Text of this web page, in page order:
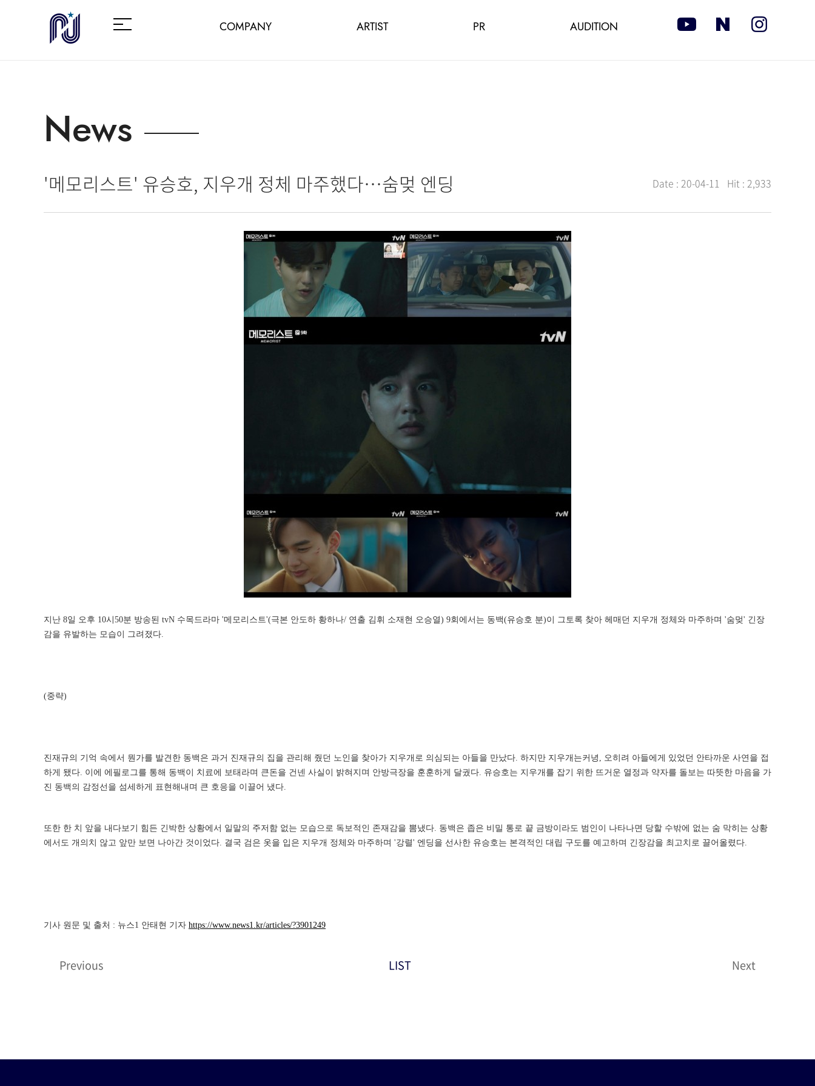
COMPANY ARTIST PR AUDITION
News
'메모리스트' 유승호, 지우개 정체 마주했다…숨멎 엔딩 Date : 20-04-11 Hit : 2,933
지난 8일 오후 10시50분 방송된 tvN 수목드라마 '메모리스트'(극본 안도하 황하나/ 연출 김휘 소재현 오승열) 9회에서는 동백(유승호 분)이 그토록 찾아 헤매던 지우개 정체와 마주하며 '숨멎' 긴장
감을 유발하는 모습이 그려졌다.
(중략)
진재규의 기억 속에서 뭔가를 발견한 동백은 과거 진재규의 집을 관리해 줬던 노인을 찾아가 지우개로 의심되는 아들을 만났다. 하지만 지우개는커녕, 오히려 아들에게 있었던 안타까운 사연을 접
하게 됐다. 이에 에필로그를 통해 동백이 치료에 보태라며 큰돈을 건넨 사실이 밝혀지며 안방극장을 훈훈하게 달궜다. 유승호는 지우개를 잡기 위한 뜨거운 열정과 약자를 돌보는 따뜻한 마음을 가
진 동백의 감정선을 섬세하게 표현해내며 큰 호응을 이끌어 냈다.
또한 한 치 앞을 내다보기 힘든 긴박한 상황에서 일말의 주저함 없는 모습으로 독보적인 존재감을 뽐냈다. 동백은 좁은 비밀 통로 끝 금방이라도 범인이 나타나면 당할 수밖에 없는 숨 막히는 상황
에서도 개의치 않고 앞만 보면 나아간 것이었다. 결국 검은 옷을 입은 지우개 정체와 마주하며 '강렬' 엔딩을 선사한 유승호는 본격적인 대립 구도를 예고하며 긴장감을 최고치로 끌어올렸다.
기사 원문 및 출처 : 뉴스1 안태현 기자 https://www.news1.kr/articles/?3901249
Previous LIST Next